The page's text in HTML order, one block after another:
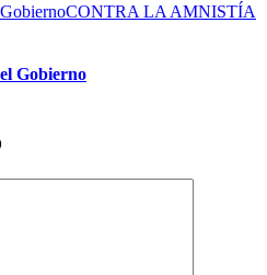
GobiernoCONTRA LA AMNISTÍA
Gobierno